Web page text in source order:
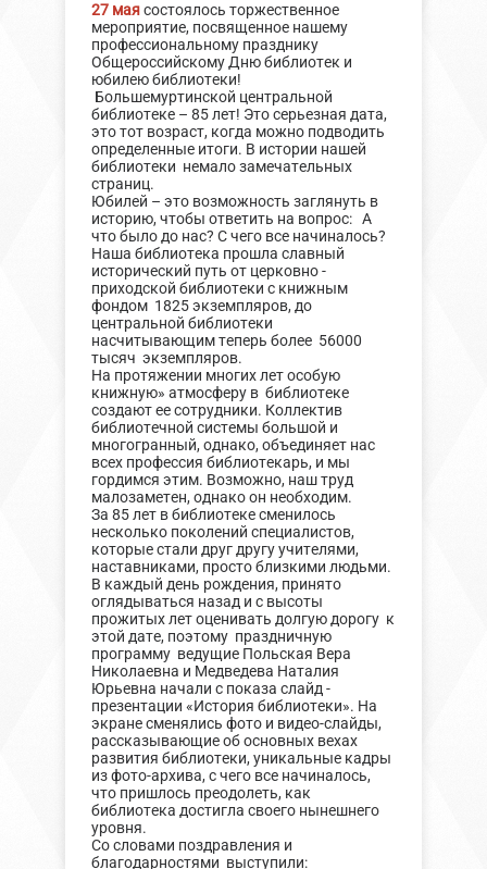
27 маясостоялось торжественное
мероприятие, посвященное нашему
профессиональному празднику
Общероссийскому Дню библиотек и
юбилею библиотеки!
Большемуртинской центральной
библиотеке – 85 лет! Это серьезная дата,
это тот возраст, когда можно подводить
определенные итоги. В истории нашей
библиотеки немало замечательных
страниц.
Юбилей – это возможность заглянуть в
историю, чтобы ответить на вопрос: А
что было до нас? С чего все начиналось?
Наша библиотека прошла славный
исторический путь от церковно -
приходской библиотеки с книжным
фондом 1825 экземпляров, до
центральной библиотеки
насчитывающим теперь более 56000
тысяч экземпляров.
На протяжении многих лет особую
книжную» атмосферу в библиотеке
создают ее сотрудники. Коллектив
библиотечной системы большой и
многогранный, однако, объединяет нас
всех профессия библиотекарь, и мы
гордимся этим. Возможно, наш труд
малозаметен, однако он необходим.
За 85 лет в библиотеке сменилось
несколько поколений специалистов,
которые стали друг другу учителями,
наставниками, просто близкими людьми.
В каждый день рождения, принято
оглядываться назад и с высоты
прожитых лет оценивать долгую дорогу к
этой дате, поэтому праздничную
программу ведущие Польская Вера
Николаевна и Медведева Наталия
Юрьевна начали с показа слайд -
презентации «История библиотеки». На
экране сменялись фото и видео-слайды,
рассказывающие об основных вехах
развития библиотеки, уникальные кадры
из фото-архива, с чего все начиналось,
что пришлось преодолеть, как
библиотека достигла своего нынешнего
уровня.
Со словами поздравления и
благодарностями выступили: